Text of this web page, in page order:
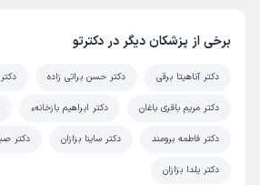
برخی از پزشکان دیگر در دکترتو
دکتر آناهیتا برقی دکتر حسن براتی زاده
دکتر مریم باقری باغان دکتر ابراهیم بازخانهء
دکتر فاطمه برومند دکتر ساینا بزازان دکتر
دکتر یلدا بزازان